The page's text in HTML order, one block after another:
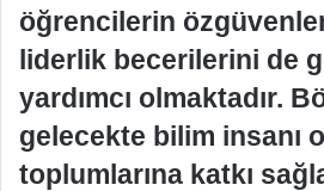
öğrencilerin
liderlik becerilerini de
yardımcı olmaktadır.
gelecekte bilim insanı
toplumlarına katkı